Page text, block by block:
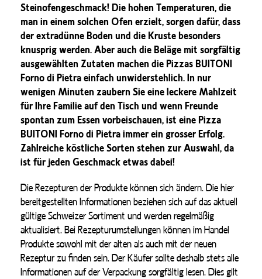
Steinofengeschmack! Die hohen Temperaturen, die
man in einem solchen Ofen erzielt, sorgen dafür, dass
der extradünne Boden und die Kruste besonders
knusprig werden. Aber auch die Beläge mit sorgfältig
ausgewählten Zutaten machen die Pizzas BUITONI
Forno di Pietra einfach unwiderstehlich. In nur
wenigen Minuten zaubern Sie eine leckere Mahlzeit
für Ihre Familie auf den Tisch und wenn Freunde
spontan zum Essen vorbeischauen, ist eine Pizza
BUITONI Forno di Pietra immer ein grosser Erfolg.
Zahlreiche köstliche Sorten stehen zur Auswahl, da
ist für jeden Geschmack etwas dabei!
Die Rezepturen der Produkte können sich ändern. Die hier
bereitgestellten Informationen beziehen sich auf das aktuell
gültige Schweizer Sortiment und werden regelmäßig
aktualisiert. Bei Rezepturumstellungen können im Handel
Produkte sowohl mit der alten als auch mit der neuen
Rezeptur zu finden sein. Der Käufer sollte deshalb stets alle
Informationen auf der Verpackung sorgfältig lesen. Dies gilt